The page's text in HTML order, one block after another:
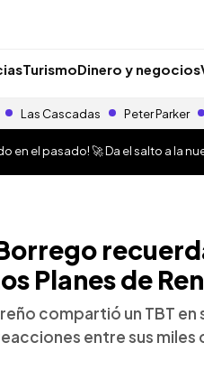
TurismoDinero y negocios
Las Cascadas Peter Parker
en el pasado! 🚀 Da el salto a la
Planes de
compartió un TBT en
entre sus miles